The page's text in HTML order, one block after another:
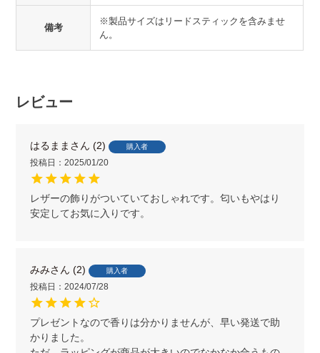
備考
※製品サイズはリードスティックを含みませ
ん。
レビュー
はるまま 2 購入者
投稿日 2025/01/20
レザーの飾りがついていておしゃれです。匂いもやはり
安定してお気に入りです。
みみ 2 購入者
投稿日 2024/07/28
プレゼントなので香りは分かりませんが、早い発送で助
かりました。